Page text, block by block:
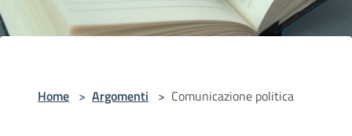
Home > Argomenti > Comunicazione politica